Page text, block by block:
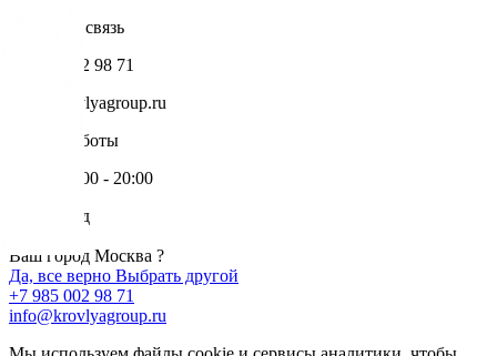
Обратная связь
+7 985 002 98 71
info@krovlyagroup.ru
Режим работы
Пн-Пт: 9:00 - 20:00
Ваш город
Ваш город Москва ?
Да, все верно Выбрать другой
+7 985 002 98 71
info@krovlyagroup.ru